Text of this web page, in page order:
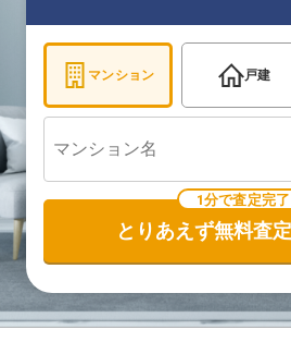
マンション 戸建
1分で査定完了
とりあえず無料査